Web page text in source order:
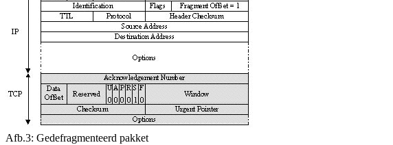
Afb.3: Gedefragmenteerd pakket